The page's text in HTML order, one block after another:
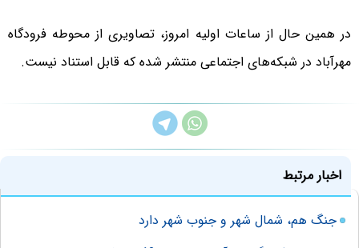
در همین حال از ساعات اولیه امروز، تصاویری از محوطه فرودگاه
مهرآباد در شبکه‌های اجتماعی منتشر شده که قابل استناد نیست.
اخبار مرتبط
جنگ هم، شمال شهر و جنوب شهر دارد